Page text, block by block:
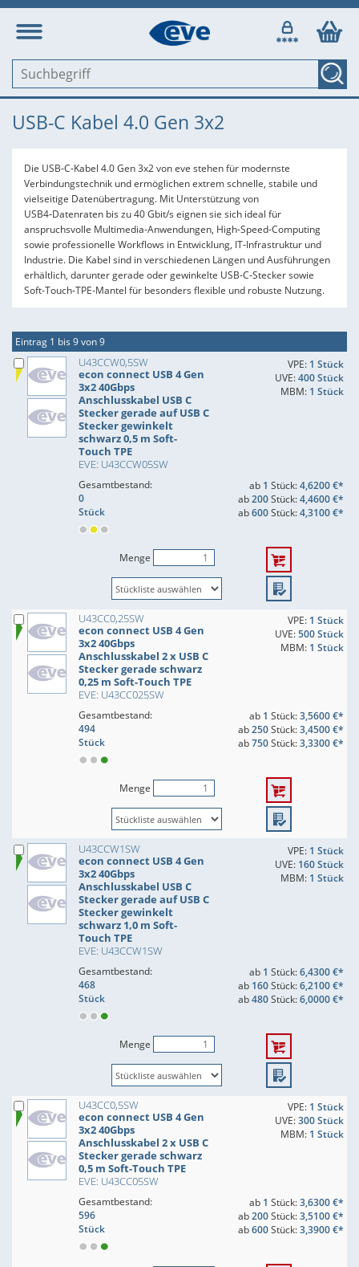
USB-C Kabel 4.0 Gen 3x2
Die USB‑C‑Kabel 4.0 Gen 3x2 von eve stehen für modernste
Verbindungstechnik und ermöglichen extrem schnelle, stabile und
vielseitige Datenübertragung. Mit Unterstützung von
USB4‑Datenraten bis zu 40 Gbit/s eignen sie sich ideal für
anspruchsvolle Multimedia‑Anwendungen, High‑Speed‑Computing
sowie professionelle Workflows in Entwicklung, IT‑Infrastruktur und
Industrie. Die Kabel sind in verschiedenen Längen und Ausführungen
erhältlich, darunter gerade oder gewinkelte USB‑C‑Stecker sowie
Soft‑Touch‑TPE‑Mantel für besonders flexible und robuste Nutzung.
Eintrag 1 bis 9 von 9
U43CCW0,5SW
econ connect USB 4 Gen
3x2 40Gbps
Anschlusskabel USB C
Stecker gerade auf USB C
Stecker gewinkelt
schwarz 0,5 m Soft-
Touch TPE
EVE: U43CCW05SW
VPE: 1 Stück
UVE:400 Stück
MBM: 1 Stück
Gesamtbestand:
0
Stück
ab 1 Stück:4,6200 €*
ab200Stück:4,4600 €*
ab600Stück:4,3100 €*
Menge
U43CC0,25SW
econ connect USB 4 Gen
3x2 40Gbps
Anschlusskabel 2 x USB C
Stecker gerade schwarz
0,25 m Soft-Touch TPE
EVE: U43CC025SW
VPE: 1 Stück
UVE:500 Stück
MBM: 1 Stück
Gesamtbestand:
494
Stück
ab 1 Stück:3,5600 €*
ab250Stück:3,4500 €*
ab750Stück:3,3300 €*
Menge
U43CCW1SW
econ connect USB 4 Gen
3x2 40Gbps
Anschlusskabel USB C
Stecker gerade auf USB C
Stecker gewinkelt
schwarz 1,0 m Soft-
Touch TPE
EVE: U43CCW1SW
VPE: 1 Stück
UVE: 160 Stück
MBM: 1 Stück
Gesamtbestand:
468
Stück
ab 1 Stück:6,4300 €*
ab 160Stück:6,2100 €*
ab480Stück:6,0000 €*
Menge
U43CC0,5SW
econ connect USB 4 Gen
3x2 40Gbps
Anschlusskabel 2 x USB C
Stecker gerade schwarz
0,5 m Soft-Touch TPE
EVE: U43CC05SW
VPE: 1 Stück
UVE:300 Stück
MBM: 1 Stück
Gesamtbestand:
596
Stück
ab 1 Stück:3,6300 €*
ab200Stück:3,5100 €*
ab600Stück:3,3900 €*